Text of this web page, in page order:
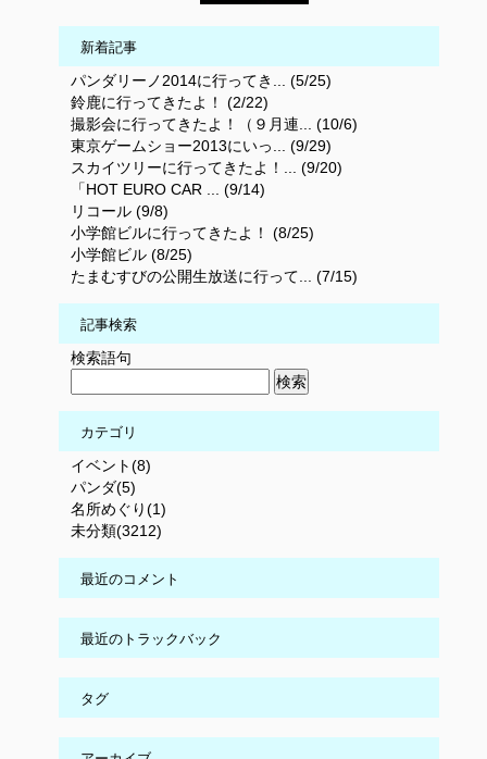
新着記事
パンダリーノ2014に行ってき... (5/25)
鈴鹿に行ってきたよ！ (2/22)
撮影会に行ってきたよ！（９月連... (10/6)
東京ゲームショー2013にいっ... (9/29)
スカイツリーに行ってきたよ！... (9/20)
「HOT EURO CAR ... (9/14)
リコール (9/8)
小学館ビルに行ってきたよ！ (8/25)
小学館ビル (8/25)
たまむすびの公開生放送に行って... (7/15)
記事検索
検索語句
カテゴリ
イベント(8)
パンダ(5)
名所めぐり(1)
未分類(3212)
最近のコメント
最近のトラックバック
タグ